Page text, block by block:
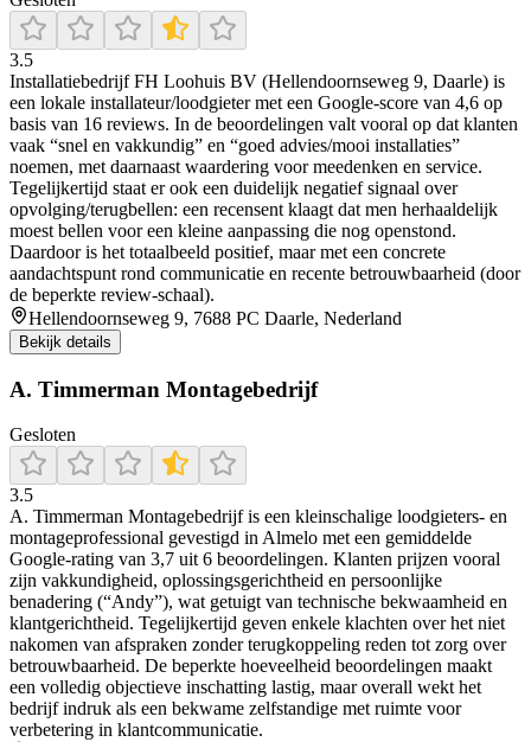
3.5
Installatiebedrijf FH Loohuis BV (Hellendoornseweg 9, Daarle) is
een lokale installateur/loodgieter met een Google-score van 4,6 op
basis van 16 reviews. In de beoordelingen valt vooral op dat klanten
vaak “snel en vakkundig” en “goed advies/mooi installaties”
noemen, met daarnaast waardering voor meedenken en service.
Tegelijkertijd staat er ook een duidelijk negatief signaal over
opvolging/terugbellen: een recensent klaagt dat men herhaaldelijk
moest bellen voor een kleine aanpassing die nog openstond.
Daardoor is het totaalbeeld positief, maar met een concrete
aandachtspunt rond communicatie en recente betrouwbaarheid (door
de beperkte review-schaal).
Hellendoornseweg 9, 7688 PC Daarle, Nederland
Bekijk details
A. Timmerman Montagebedrijf
Gesloten
3.5
A. Timmerman Montagebedrijf is een kleinschalige loodgieters- en
montageprofessional gevestigd in Almelo met een gemiddelde
Google-rating van 3,7 uit 6 beoordelingen. Klanten prijzen vooral
zijn vakkundigheid, oplossingsgerichtheid en persoonlijke
benadering (“Andy”), wat getuigt van technische bekwaamheid en
klantgerichtheid. Tegelijkertijd geven enkele klachten over het niet
nakomen van afspraken zonder terugkoppeling reden tot zorg over
betrouwbaarheid. De beperkte hoeveelheid beoordelingen maakt
een volledig objectieve inschatting lastig, maar overall wekt het
bedrijf indruk als een bekwame zelfstandige met ruimte voor
verbetering in klantcommunicatie.